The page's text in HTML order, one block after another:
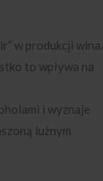
w produkcji wina.
to wpływa na
i wyznaje
luźnym